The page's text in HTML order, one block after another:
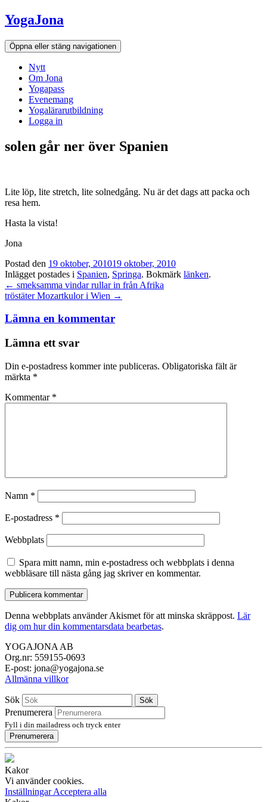
Hoppa
till
innehållet
YogaJona
Öppna eller stäng navigationen
Nytt
Om Jona
Yogapass
Evenemang
Yogalärarutbildning
Logga in
solen går ner över Spanien
Lite löp, lite stretch, lite solnedgång. Nu är det dags att packa och
resa hem.
Hasta la vista!
Jona
Postad den 19 oktober, 201019 oktober, 2010
Inlägget postades i Spanien, Springa. Bokmärk länken.
Inläggsnavigation
← smeksamma vindar rullar in från Afrika
tröstäter Mozartkulor i Wien →
Lämna en kommentar
Lämna ett svar
Din e-postadress kommer inte publiceras. Obligatoriska fält är
märkta *
Kommentar *
Namn *
E-postadress *
Webbplats
Spara mitt namn, min e-postadress och webbplats i denna
webbläsare till nästa gång jag skriver en kommentar.
Denna webbplats använder Akismet för att minska skräppost. Lär
dig om hur din kommentarsdata bearbetas.
YOGAJONA AB
Org.nr: 559155-0693
E-post: jona@yogajona.se
Allmänna villkor
Sök Sök
Prenumerera
Fyll i din mailadress och tryck enter
Prenumerera
Kakor
Vi använder cookies.
InställningarAcceptera alla